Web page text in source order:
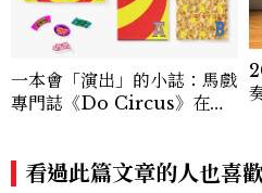
一本會「演出」的小誌：馬戲
專門誌《Do Circus》在重
看過此篇文章的人也喜